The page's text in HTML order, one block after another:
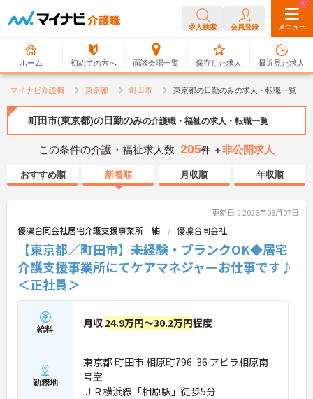
求人検索 会員登録 メニュー
ホーム 初めての方へ 面談会場一覧
0
保存した求人
0
最近見た求人
マイナビ介護職 東京都 町田市 東京都の日勤のみの求人・転職一覧
町田市(東京都)の日勤のみの介護職・福祉の求人・転職一覧
この条件の介護・福祉求人数 205件 ＋非公開求人
おすすめ順 新着順 月収順 年収順
更新日：2026年08月07日
優凜合同会社居宅介護支援事業所 紬 優凜合同会社
【東京都／町田市】未経験・ブランクOK◆居宅
介護支援事業所にてケアマネジャーお仕事です♪
＜正社員＞
給料 月収 24.9万円～30.2万円程度
勤務地
東京都 町田市 相原町796-36 アビラ相原南
号室
ＪＲ横浜線「相原駅」徒歩5分